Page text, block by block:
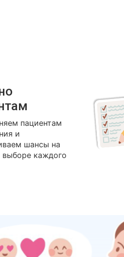
пациентам
и
шансы на
выборе каждого